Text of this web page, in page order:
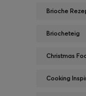
Brioche
Briocheteig
Christmas
Cooking